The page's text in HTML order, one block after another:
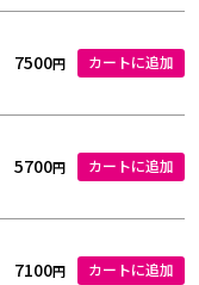
7500円 カートに追加
5700円 カートに追加
7100円 カートに追加